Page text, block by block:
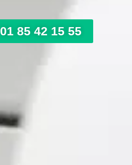
01 85 42 15 55